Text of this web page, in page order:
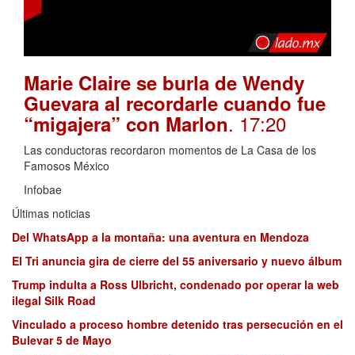
Marie Claire se burla de Wendy
Guevara al recordarle cuando fue
“migajera” con Marlon. 17:20
Las conductoras recordaron momentos de La Casa de los
Famosos México
Infobae
Últimas noticias
Del WhatsApp a la montaña: una aventura en Mendoza
El Tri anuncia gira de cierre del 55 aniversario y nuevo álbum
Trump indulta a Ross Ulbricht, condenado por operar la web
ilegal Silk Road
Vinculado a proceso hombre detenido tras persecución en el
Bulevar 5 de Mayo